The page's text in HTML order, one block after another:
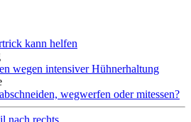
kann helfen
wegen intensiver Hühnerhaltung
wegwerfen oder mitessen?